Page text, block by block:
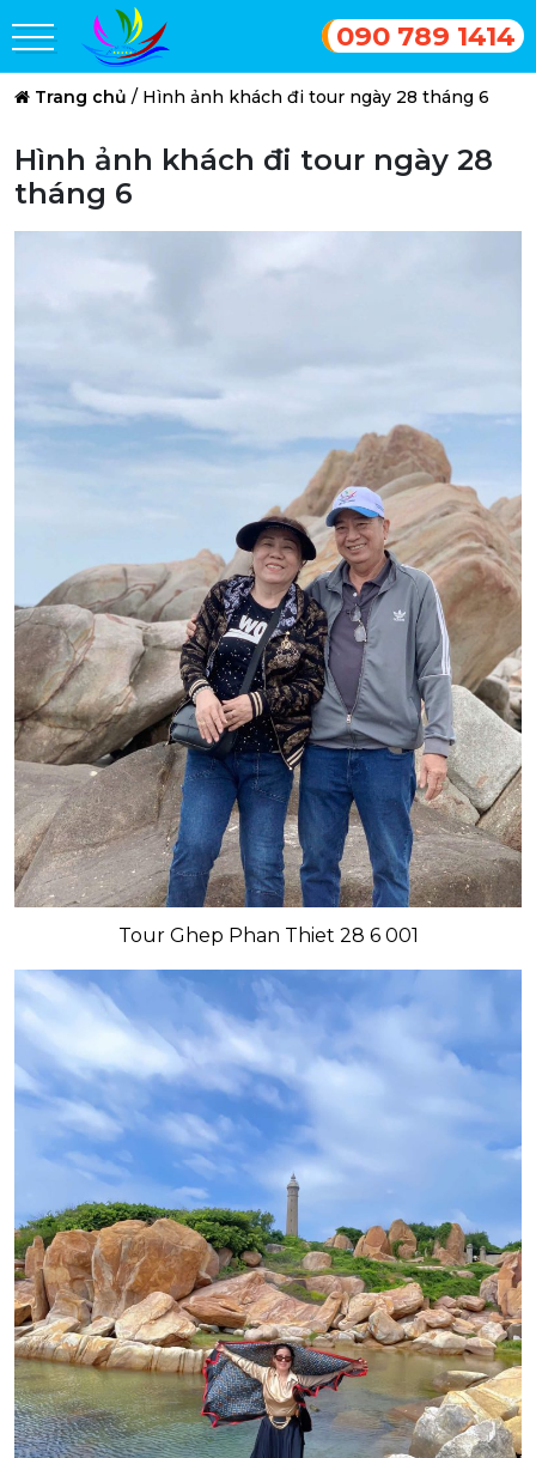
090 789 1414
Trang chủ / Hình ảnh khách đi tour ngày 28 tháng 6
Hình ảnh khách đi tour ngày 28
tháng 6
Tour Ghep Phan Thiet 28 6 001